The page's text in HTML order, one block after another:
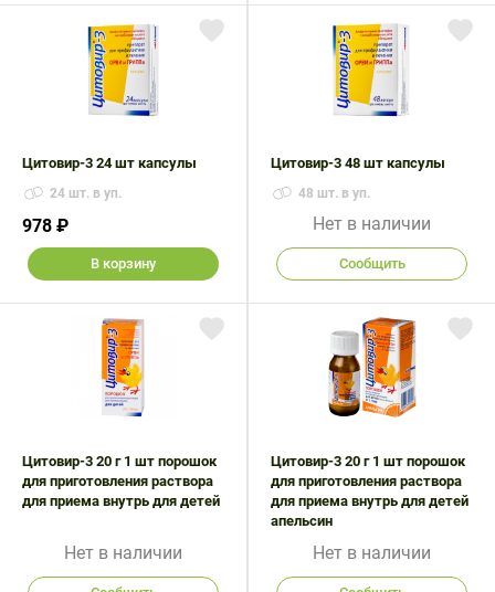
Цитовир-3 24 шт капсулы
24 шт. в уп.
978 ₽
В корзину
Цитовир-3 48 шт капсулы
48 шт. в уп.
Нет в наличии
Сообщить
Цитовир-3 20 г 1 шт порошок
для приготовления раствора
для приема внутрь для детей
Нет в наличии
Цитовир-3 20 г 1 шт порошок
для приготовления раствора
для приема внутрь для детей
апельсин
Нет в наличии
и гриппе
Противоаллергические
препараты
Противовоспалительные
ПротивогрибковыеПротивоопухолевые
Противопаразитарные
препараты
Растительные
препараты
сосудистые
препараты
обмена
веществ
Средства
алкоголизма
и курения
Стоматологические
Поливитаминные
комплексы
При
Пробиотики